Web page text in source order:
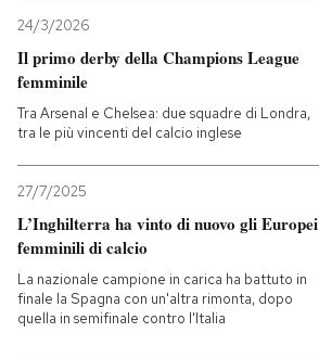
24/3/2026
Il primo derby della Champions League
femminile
Tra Arsenal e Chelsea: due squadre di Londra,
tra le più vincenti del calcio inglese
27/7/2025
L’Inghilterra ha vinto di nuovo gli Europei
femminili di calcio
La nazionale campione in carica ha battuto in
finale la Spagna con un'altra rimonta, dopo
quella in semifinale contro l'Italia